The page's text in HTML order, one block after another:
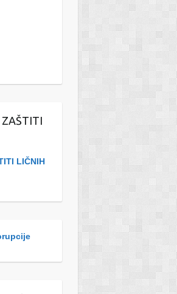
ZAŠTITI
LIČNIH